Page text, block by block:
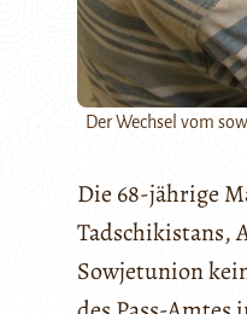
Der Wechsel vom
Die 68-jährige
Tadschikistans,
Sowjetunion